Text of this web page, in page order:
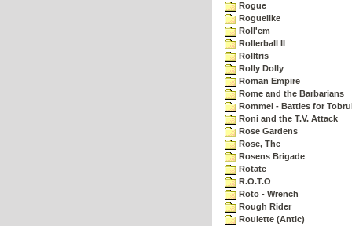
Rogue
Roguelike
Roll'em
Rollerball II
Rolltris
Rolly Dolly
Roman Empire
Rome and the Barbarians
Rommel - Battles for
Roni and the T.V. Attack
Rose Gardens
Rose, The
Rosens Brigade
Rotate
R.O.T.O
Roto - Wrench
Rough Rider
Roulette (Antic)